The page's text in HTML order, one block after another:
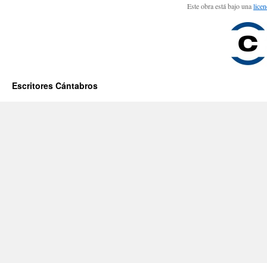
Este obra está bajo una
Escritores Cántabros